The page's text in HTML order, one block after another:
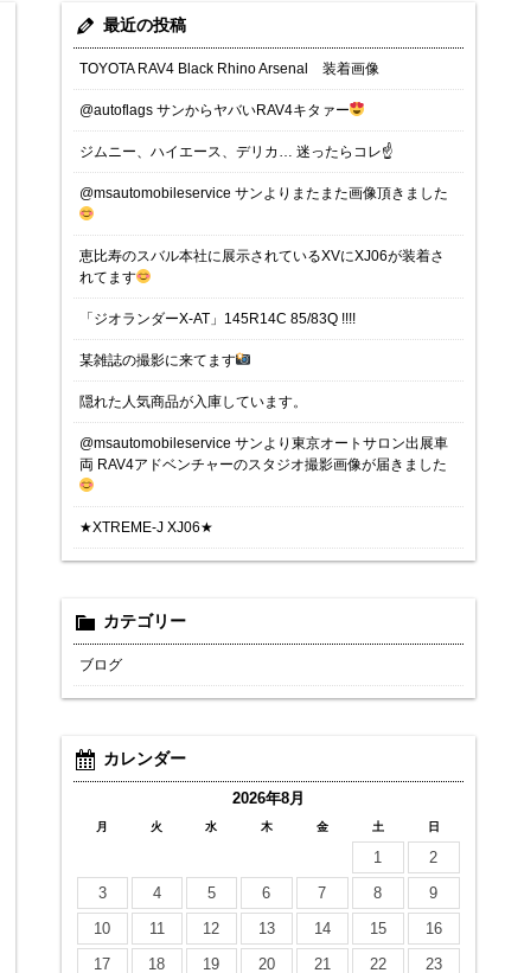
最近の投稿
TOYOTA RAV4 Black Rhino Arsenal 装着画像
@autoflags サンからヤバいRAV4キタァー
ジムニー、ハイエース、デリカ… 迷ったらコレ☝️
@msautomobileservice サンよりまたまた画像頂きました
恵比寿のスバル本社に展示されているXVにXJ06が装着さ
れてます
「ジオランダーX-AT」145R14C 85/83Q !!!!
某雑誌の撮影に来てます
隠れた人気商品が入庫しています。
@msautomobileservice サンより東京オートサロン出展車
両 RAV4アドベンチャーのスタジオ撮影画像が届きました
★XTREME-J XJ06★
カテゴリー
ブログ
カレンダー
2026年8月
月 火 水 木 金 土 日
1
2
3
4 5 6 7 8
9
10
11 12 13 14 15
16
17
18 19 20 21 22 23